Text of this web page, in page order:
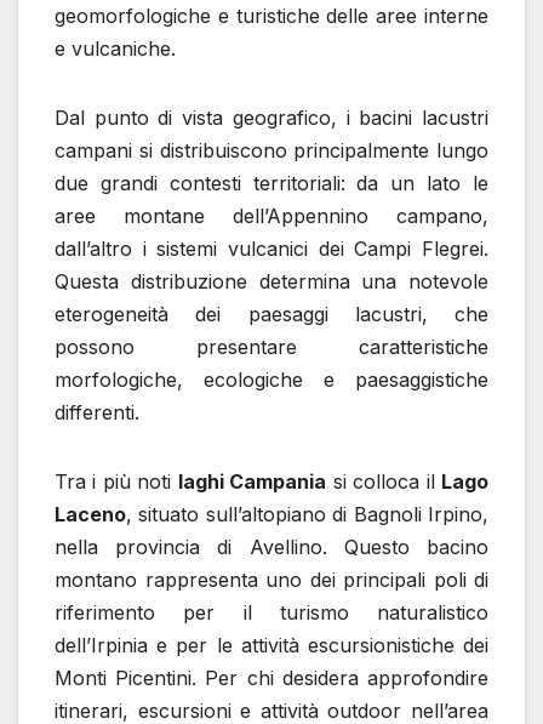
geomorfologiche e turistiche delle aree interne
e vulcaniche.
Dal punto di vista geografico, i bacini lacustri
campani si distribuiscono principalmente lungo
due grandi contesti territoriali: da un lato le
aree montane dell’Appennino campano,
dall’altro i sistemi vulcanici dei Campi Flegrei.
Questa distribuzione determina una notevole
eterogeneità dei paesaggi lacustri, che
possono presentare caratteristiche
morfologiche, ecologiche e paesaggistiche
differenti.
Tra i più noti laghi Campania si colloca il Lago
Laceno, situato sull’altopiano di Bagnoli Irpino,
nella provincia di Avellino. Questo bacino
montano rappresenta uno dei principali poli di
riferimento per il turismo naturalistico
dell’Irpinia e per le attività escursionistiche dei
Monti Picentini. Per chi desidera approfondire
itinerari, escursioni e attività outdoor nell’area